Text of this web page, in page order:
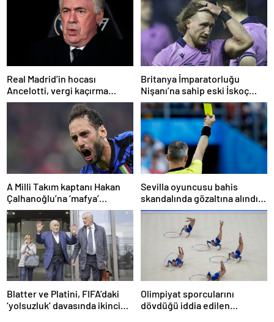
Real Madrid’in hocası
Ancelotti, vergi kaçırma
suçlamasıyla mahkemeye
Britanya İmparatorluğu
Nişanı’na sahip eski İskoç
kaptana aile içi şiddetten
kamu hizmeti cezası
A Milli Takım kaptanı Hakan
Çalhanoğlu’na ‘mafya’
soruşturmasında ceza
Sevilla oyuncusu bahis
skandalında gözaltına alındı:
Son dakikalarda sarı kart
Blatter ve Platini, FIFA’daki
‘yolsuzluk’ davasında ikinci
Olimpiyat sporcularını
dövdüğü iddia edilen